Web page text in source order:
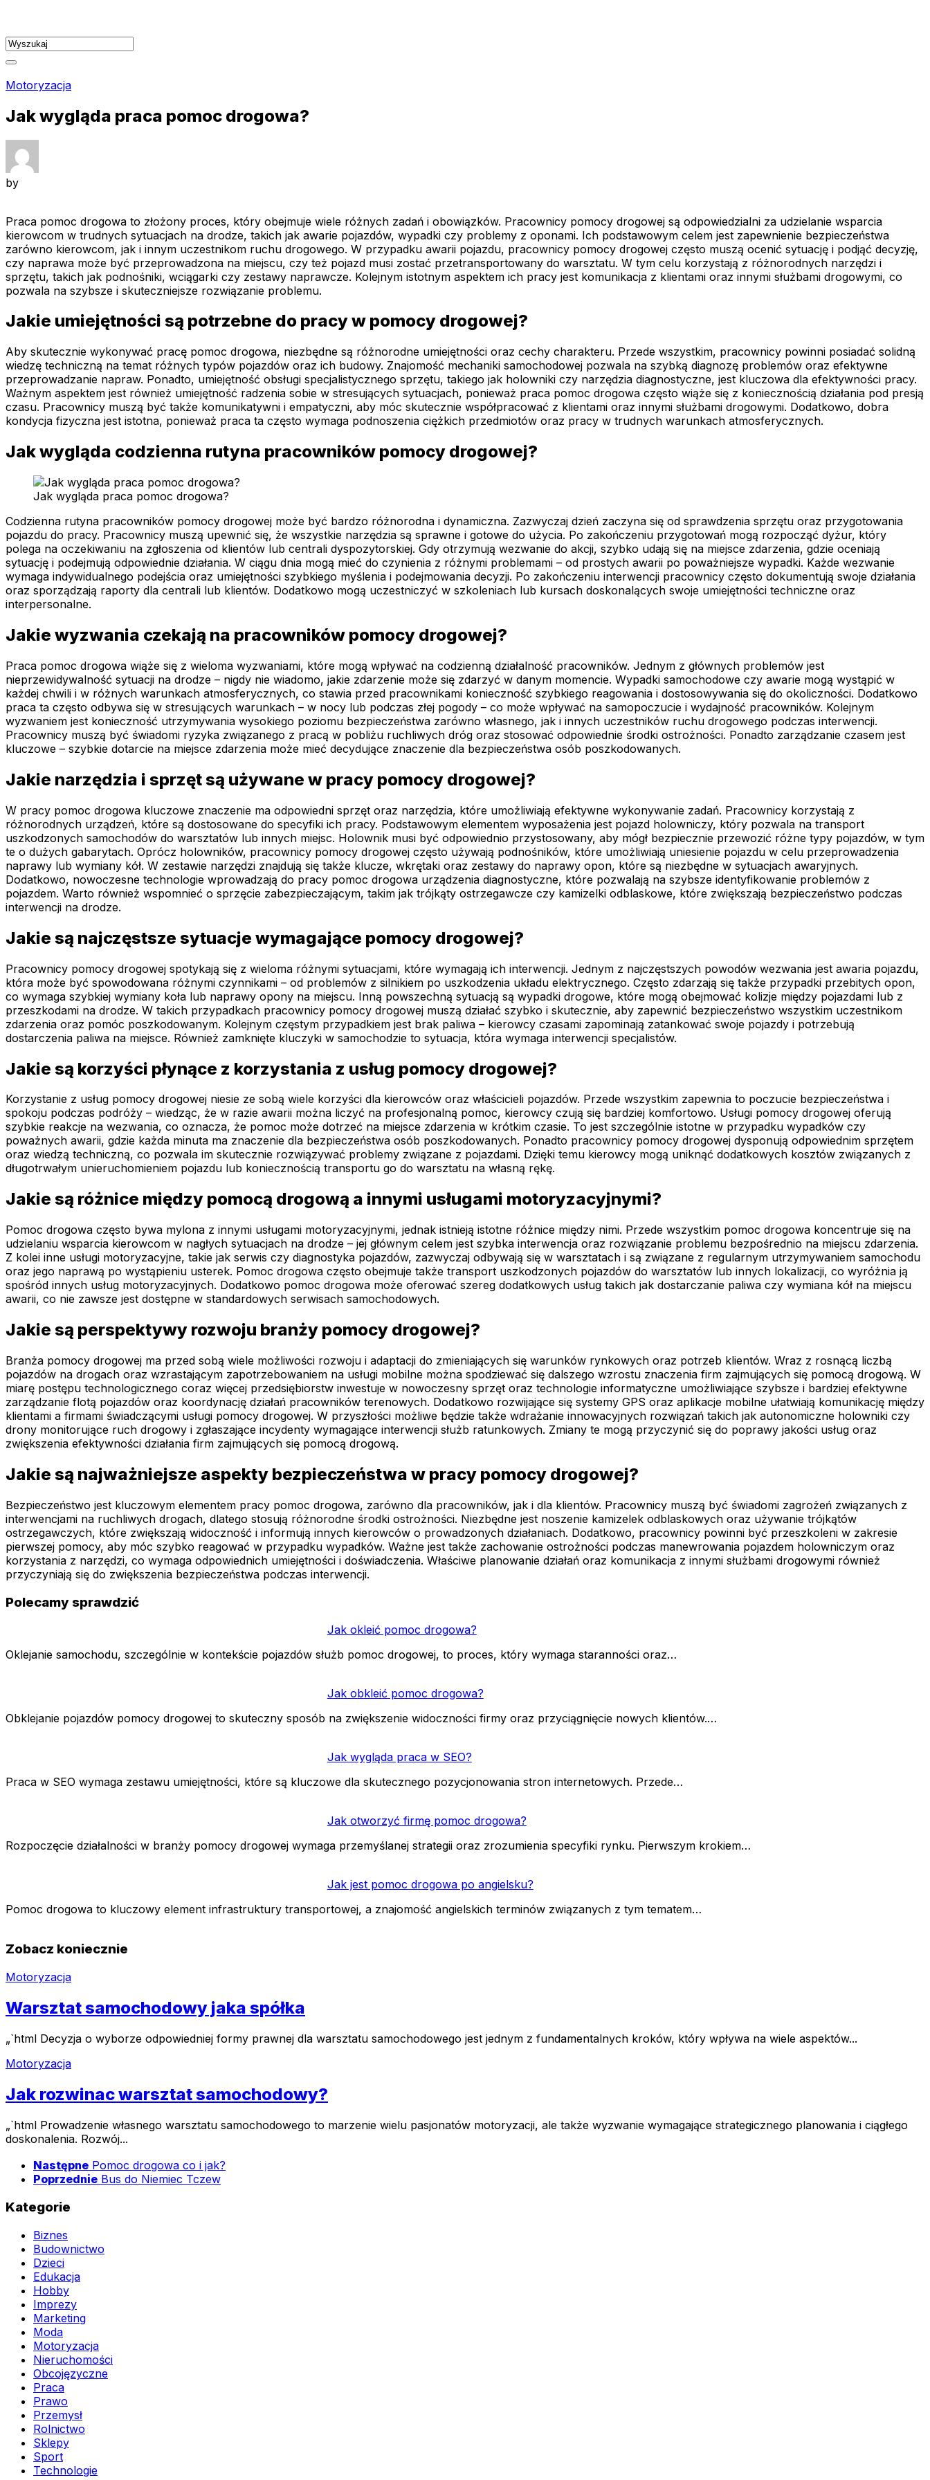
content
Motoryzacja
Jak wygląda praca pomoc drogowa?
by
Praca pomoc drogowa to złożony proces, który obejmuje wiele różnych zadań i obowiązków. Pracownicy pomocy drogowej są odpowiedzialni za udzielanie wsparcia
kierowcom w trudnych sytuacjach na drodze, takich jak awarie pojazdów, wypadki czy problemy z oponami. Ich podstawowym celem jest zapewnienie bezpieczeństwa
zarówno kierowcom, jak i innym uczestnikom ruchu drogowego. W przypadku awarii pojazdu, pracownicy pomocy drogowej często muszą ocenić sytuację i podjąć decyzję,
czy naprawa może być przeprowadzona na miejscu, czy też pojazd musi zostać przetransportowany do warsztatu. W tym celu korzystają z różnorodnych narzędzi i
sprzętu, takich jak podnośniki, wciągarki czy zestawy naprawcze. Kolejnym istotnym aspektem ich pracy jest komunikacja z klientami oraz innymi służbami drogowymi, co
pozwala na szybsze i skuteczniejsze rozwiązanie problemu.
Jakie umiejętności są potrzebne do pracy w pomocy drogowej?
Aby skutecznie wykonywać pracę pomoc drogowa, niezbędne są różnorodne umiejętności oraz cechy charakteru. Przede wszystkim, pracownicy powinni posiadać solidną
wiedzę techniczną na temat różnych typów pojazdów oraz ich budowy. Znajomość mechaniki samochodowej pozwala na szybką diagnozę problemów oraz efektywne
przeprowadzanie napraw. Ponadto, umiejętność obsługi specjalistycznego sprzętu, takiego jak holowniki czy narzędzia diagnostyczne, jest kluczowa dla efektywności pracy.
Ważnym aspektem jest również umiejętność radzenia sobie w stresujących sytuacjach, ponieważ praca pomoc drogowa często wiąże się z koniecznością działania pod presją
czasu. Pracownicy muszą być także komunikatywni i empatyczni, aby móc skutecznie współpracować z klientami oraz innymi służbami drogowymi. Dodatkowo, dobra
kondycja fizyczna jest istotna, ponieważ praca ta często wymaga podnoszenia ciężkich przedmiotów oraz pracy w trudnych warunkach atmosferycznych.
Jak wygląda codzienna rutyna pracowników pomocy drogowej?
Jak wygląda praca pomoc drogowa?
Codzienna rutyna pracowników pomocy drogowej może być bardzo różnorodna i dynamiczna. Zazwyczaj dzień zaczyna się od sprawdzenia sprzętu oraz przygotowania
pojazdu do pracy. Pracownicy muszą upewnić się, że wszystkie narzędzia są sprawne i gotowe do użycia. Po zakończeniu przygotowań mogą rozpocząć dyżur, który
polega na oczekiwaniu na zgłoszenia od klientów lub centrali dyspozytorskiej. Gdy otrzymują wezwanie do akcji, szybko udają się na miejsce zdarzenia, gdzie oceniają
sytuację i podejmują odpowiednie działania. W ciągu dnia mogą mieć do czynienia z różnymi problemami – od prostych awarii po poważniejsze wypadki. Każde wezwanie
wymaga indywidualnego podejścia oraz umiejętności szybkiego myślenia i podejmowania decyzji. Po zakończeniu interwencji pracownicy często dokumentują swoje działania
oraz sporządzają raporty dla centrali lub klientów. Dodatkowo mogą uczestniczyć w szkoleniach lub kursach doskonalących swoje umiejętności techniczne oraz
interpersonalne.
Jakie wyzwania czekają na pracowników pomocy drogowej?
Praca pomoc drogowa wiąże się z wieloma wyzwaniami, które mogą wpływać na codzienną działalność pracowników. Jednym z głównych problemów jest
nieprzewidywalność sytuacji na drodze – nigdy nie wiadomo, jakie zdarzenie może się zdarzyć w danym momencie. Wypadki samochodowe czy awarie mogą wystąpić w
każdej chwili i w różnych warunkach atmosferycznych, co stawia przed pracownikami konieczność szybkiego reagowania i dostosowywania się do okoliczności. Dodatkowo
praca ta często odbywa się w stresujących warunkach – w nocy lub podczas złej pogody – co może wpływać na samopoczucie i wydajność pracowników. Kolejnym
wyzwaniem jest konieczność utrzymywania wysokiego poziomu bezpieczeństwa zarówno własnego, jak i innych uczestników ruchu drogowego podczas interwencji.
Pracownicy muszą być świadomi ryzyka związanego z pracą w pobliżu ruchliwych dróg oraz stosować odpowiednie środki ostrożności. Ponadto zarządzanie czasem jest
kluczowe – szybkie dotarcie na miejsce zdarzenia może mieć decydujące znaczenie dla bezpieczeństwa osób poszkodowanych.
Jakie narzędzia i sprzęt są używane w pracy pomocy drogowej?
W pracy pomoc drogowa kluczowe znaczenie ma odpowiedni sprzęt oraz narzędzia, które umożliwiają efektywne wykonywanie zadań. Pracownicy korzystają z
różnorodnych urządzeń, które są dostosowane do specyfiki ich pracy. Podstawowym elementem wyposażenia jest pojazd holowniczy, który pozwala na transport
uszkodzonych samochodów do warsztatów lub innych miejsc. Holownik musi być odpowiednio przystosowany, aby mógł bezpiecznie przewozić różne typy pojazdów, w tym
te o dużych gabarytach. Oprócz holowników, pracownicy pomocy drogowej często używają podnośników, które umożliwiają uniesienie pojazdu w celu przeprowadzenia
naprawy lub wymiany kół. W zestawie narzędzi znajdują się także klucze, wkrętaki oraz zestawy do naprawy opon, które są niezbędne w sytuacjach awaryjnych.
Dodatkowo, nowoczesne technologie wprowadzają do pracy pomoc drogowa urządzenia diagnostyczne, które pozwalają na szybsze identyfikowanie problemów z
pojazdem. Warto również wspomnieć o sprzęcie zabezpieczającym, takim jak trójkąty ostrzegawcze czy kamizelki odblaskowe, które zwiększają bezpieczeństwo podczas
interwencji na drodze.
Jakie są najczęstsze sytuacje wymagające pomocy drogowej?
Pracownicy pomocy drogowej spotykają się z wieloma różnymi sytuacjami, które wymagają ich interwencji. Jednym z najczęstszych powodów wezwania jest awaria pojazdu,
która może być spowodowana różnymi czynnikami – od problemów z silnikiem po uszkodzenia układu elektrycznego. Często zdarzają się także przypadki przebitych opon,
co wymaga szybkiej wymiany koła lub naprawy opony na miejscu. Inną powszechną sytuacją są wypadki drogowe, które mogą obejmować kolizje między pojazdami lub z
przeszkodami na drodze. W takich przypadkach pracownicy pomocy drogowej muszą działać szybko i skutecznie, aby zapewnić bezpieczeństwo wszystkim uczestnikom
zdarzenia oraz pomóc poszkodowanym. Kolejnym częstym przypadkiem jest brak paliwa – kierowcy czasami zapominają zatankować swoje pojazdy i potrzebują
dostarczenia paliwa na miejsce. Również zamknięte kluczyki w samochodzie to sytuacja, która wymaga interwencji specjalistów.
Jakie są korzyści płynące z korzystania z usług pomocy drogowej?
Korzystanie z usług pomocy drogowej niesie ze sobą wiele korzyści dla kierowców oraz właścicieli pojazdów. Przede wszystkim zapewnia to poczucie bezpieczeństwa i
spokoju podczas podróży – wiedząc, że w razie awarii można liczyć na profesjonalną pomoc, kierowcy czują się bardziej komfortowo. Usługi pomocy drogowej oferują
szybkie reakcje na wezwania, co oznacza, że pomoc może dotrzeć na miejsce zdarzenia w krótkim czasie. To jest szczególnie istotne w przypadku wypadków czy
poważnych awarii, gdzie każda minuta ma znaczenie dla bezpieczeństwa osób poszkodowanych. Ponadto pracownicy pomocy drogowej dysponują odpowiednim sprzętem
oraz wiedzą techniczną, co pozwala im skutecznie rozwiązywać problemy związane z pojazdami. Dzięki temu kierowcy mogą uniknąć dodatkowych kosztów związanych z
długotrwałym unieruchomieniem pojazdu lub koniecznością transportu go do warsztatu na własną rękę.
Jakie są różnice między pomocą drogową a innymi usługami motoryzacyjnymi?
Pomoc drogowa często bywa mylona z innymi usługami motoryzacyjnymi, jednak istnieją istotne różnice między nimi. Przede wszystkim pomoc drogowa koncentruje się na
udzielaniu wsparcia kierowcom w nagłych sytuacjach na drodze – jej głównym celem jest szybka interwencja oraz rozwiązanie problemu bezpośrednio na miejscu zdarzenia.
Z kolei inne usługi motoryzacyjne, takie jak serwis czy diagnostyka pojazdów, zazwyczaj odbywają się w warsztatach i są związane z regularnym utrzymywaniem samochodu
oraz jego naprawą po wystąpieniu usterek. Pomoc drogowa często obejmuje także transport uszkodzonych pojazdów do warsztatów lub innych lokalizacji, co wyróżnia ją
spośród innych usług motoryzacyjnych. Dodatkowo pomoc drogowa może oferować szereg dodatkowych usług takich jak dostarczanie paliwa czy wymiana kół na miejscu
awarii, co nie zawsze jest dostępne w standardowych serwisach samochodowych.
Jakie są perspektywy rozwoju branży pomocy drogowej?
Branża pomocy drogowej ma przed sobą wiele możliwości rozwoju i adaptacji do zmieniających się warunków rynkowych oraz potrzeb klientów. Wraz z rosnącą liczbą
pojazdów na drogach oraz wzrastającym zapotrzebowaniem na usługi mobilne można spodziewać się dalszego wzrostu znaczenia firm zajmujących się pomocą drogową. W
miarę postępu technologicznego coraz więcej przedsiębiorstw inwestuje w nowoczesny sprzęt oraz technologie informatyczne umożliwiające szybsze i bardziej efektywne
zarządzanie flotą pojazdów oraz koordynację działań pracowników terenowych. Dodatkowo rozwijające się systemy GPS oraz aplikacje mobilne ułatwiają komunikację między
klientami a firmami świadczącymi usługi pomocy drogowej. W przyszłości możliwe będzie także wdrażanie innowacyjnych rozwiązań takich jak autonomiczne holowniki czy
drony monitorujące ruch drogowy i zgłaszające incydenty wymagające interwencji służb ratunkowych. Zmiany te mogą przyczynić się do poprawy jakości usług oraz
zwiększenia efektywności działania firm zajmujących się pomocą drogową.
Jakie są najważniejsze aspekty bezpieczeństwa w pracy pomocy drogowej?
Bezpieczeństwo jest kluczowym elementem pracy pomoc drogowa, zarówno dla pracowników, jak i dla klientów. Pracownicy muszą być świadomi zagrożeń związanych z
interwencjami na ruchliwych drogach, dlatego stosują różnorodne środki ostrożności. Niezbędne jest noszenie kamizelek odblaskowych oraz używanie trójkątów
ostrzegawczych, które zwiększają widoczność i informują innych kierowców o prowadzonych działaniach. Dodatkowo, pracownicy powinni być przeszkoleni w zakresie
pierwszej pomocy, aby móc szybko reagować w przypadku wypadków. Ważne jest także zachowanie ostrożności podczas manewrowania pojazdem holowniczym oraz
korzystania z narzędzi, co wymaga odpowiednich umiejętności i doświadczenia. Właściwe planowanie działań oraz komunikacja z innymi służbami drogowymi również
przyczyniają się do zwiększenia bezpieczeństwa podczas interwencji.
Polecamy sprawdzić
Jak okleić pomoc drogowa?
Oklejanie samochodu, szczególnie w kontekście pojazdów służb pomoc drogowej, to proces, który wymaga staranności oraz…
Jak obkleić pomoc drogowa?
Obklejanie pojazdów pomocy drogowej to skuteczny sposób na zwiększenie widoczności firmy oraz przyciągnięcie nowych klientów.…
Jak wygląda praca w SEO?
Praca w SEO wymaga zestawu umiejętności, które są kluczowe dla skutecznego pozycjonowania stron internetowych. Przede…
Jak otworzyć firmę pomoc drogowa?
Rozpoczęcie działalności w branży pomocy drogowej wymaga przemyślanej strategii oraz zrozumienia specyfiki rynku. Pierwszym krokiem…
Jak jest pomoc drogowa po angielsku?
Pomoc drogowa to kluczowy element infrastruktury transportowej, a znajomość angielskich terminów związanych z tym tematem…
Zobacz koniecznie
Motoryzacja
Warsztat samochodowy jaka spółka
„`html Decyzja o wyborze odpowiedniej formy prawnej dla warsztatu samochodowego jest jednym z fundamentalnych kroków, który wpływa na wiele aspektów...
Motoryzacja
Jak rozwinac warsztat samochodowy?
„`html Prowadzenie własnego warsztatu samochodowego to marzenie wielu pasjonatów motoryzacji, ale także wyzwanie wymagające strategicznego planowania i ciągłego
doskonalenia. Rozwój...
Następne Pomoc drogowa co i jak?
Poprzednie Bus do Niemiec Tczew
Kategorie
Biznes
Budownictwo
Dzieci
Edukacja
Hobby
Imprezy
Marketing
Moda
Motoryzacja
Nieruchomości
Obcojęzyczne
Praca
Prawo
Przemysł
Rolnictwo
Sklepy
Sport
Technologie